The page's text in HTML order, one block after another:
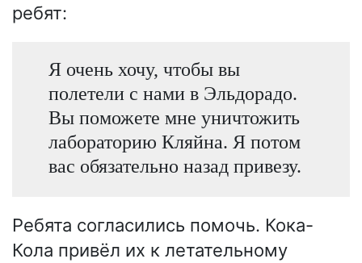
ребят:
Я очень хочу, чтобы вы
полетели с нами в Эльдорадо.
Вы поможете мне уничтожить
лабораторию Кляйна. Я потом
вас обязательно назад привезу.
Ребята согласились помочь. Кока-
Кола привёл их к летательному